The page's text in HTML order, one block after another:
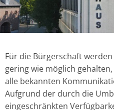
Für die Bürgerschaft
gering wie möglich
alle bekannten
Aufgrund der durch die
eingeschränkten